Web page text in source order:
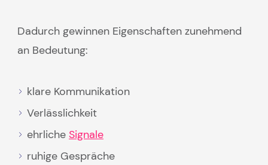
Dadurch gewinnen Eigenschaften zunehmend
an Bedeutung:
klare Kommunikation
Verlässlichkeit
ehrliche Signale
ruhige Gespräche